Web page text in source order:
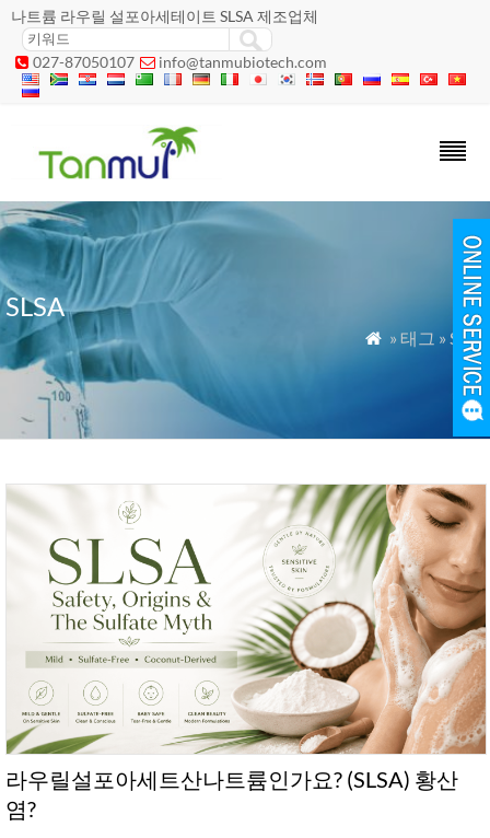
나트륨 라우릴 설포아세테이트 SLSA 제조업체
 027-87050107  info@tanmubiotech.com
SLSA
 » 태그 » SLSa
라우릴설포아세트산나트륨인가요? (SLSA) 황산
염?